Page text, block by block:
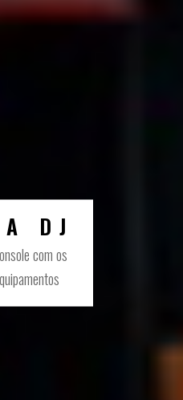
DJ
com os